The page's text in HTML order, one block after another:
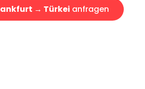
→ Türkei anfragen